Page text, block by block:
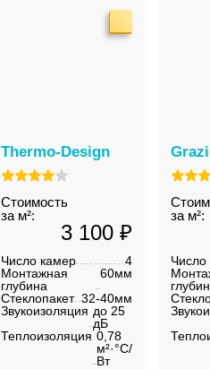
Thermo-Design
Стоимость
за м²:
3 100 ₽
Число камер
4
Монтажная
глубина
60мм
Стеклопакет 32-40мм
Звукоизоляция до 25
дБ
Теплоизоляция 0,78
м²·°C/
Вт
за м²:
Число